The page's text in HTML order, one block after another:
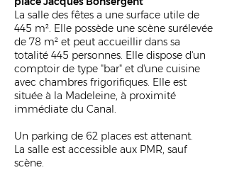
La salle des fêtes a une surface utile de
445 m². Elle possède une scène surélevée
de 78 m² et peut accueillir dans sa
totalité 445 personnes. Elle dispose d'un
comptoir de type "bar" et d'une cuisine
avec chambres frigorifiques. Elle est
située à la Madeleine, à proximité
immédiate du Canal.​
Un parking de 62 places est attenant.
La salle est accessible aux PMR, sauf
scène.